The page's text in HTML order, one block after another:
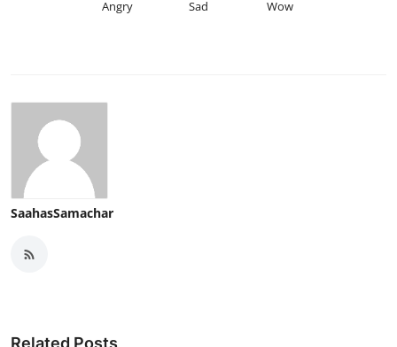
Angry Sad Wow
SaahasSamachar
Related Posts